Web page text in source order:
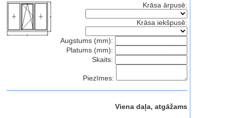
Krāsa ārpusē:
Krāsa iekšpusē:
Augstums (mm):
Platums (mm):
Skaits:
Piezīmes:
Viena daļa, atgāžams